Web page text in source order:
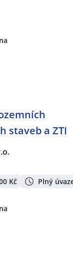
staveb a ZTI
Kč Plný